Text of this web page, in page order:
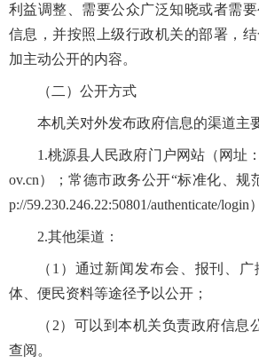
利益调整、需要公众广泛知晓或者需
信息，并按照上级行政机关的部署，
加主动公开的内容。
（二）公开方式
本机关对外发布政府信息的渠道主
1.桃源县人民政府门户网站（网址：
ov.cn）；常德市政务公开“标准化、规
p://59.230.246.22:50801/authenticate/login
2.其他渠道：
（1）通过新闻发布会、报刊、
体、便民资料等途径予以公开；
（2）可以到本机关负责政府信息
查阅。